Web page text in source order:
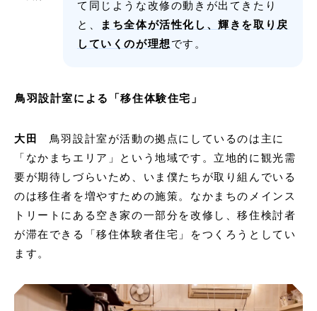
て同じような改修の動きが出てきたり
と、
まち全体が活性化し、輝きを取り戻
していくのが理想 です。
鳥羽設計室による「移住体験住宅」
大田
鳥羽設計室が活動の拠点にしているのは主に
「なかまちエリア」という地域です。立地的に観光需
要が期待しづらいため、いま僕たちが取り組んでいる
のは移住者を増やすための施策。なかまちのメインス
トリートにある空き家の一部分を改修し、移住検討者
が滞在できる「移住体験者住宅」をつくろうとしてい
ます。